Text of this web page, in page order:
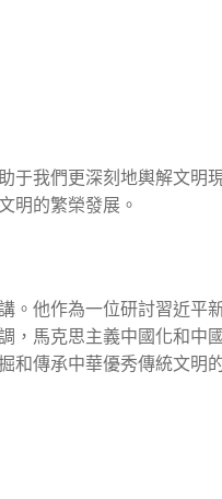
于我們更深刻地輿解文明
明的繁榮發展。
。他作為一位研討習近平
，馬克思主義中國化和中
和傳承中華優秀傳統文明